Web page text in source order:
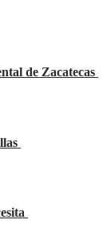
de Zacatecas